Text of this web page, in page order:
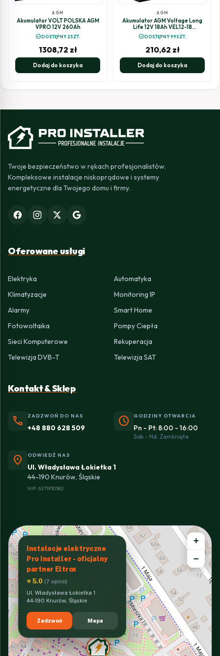
AGM
Akumulator VOLT POLSKA AGM
VPRO 12V 260Ah
check_circleDOSTĘPNY 2SZT.
1308,72 zł
Dodaj do koszyka
AGM
Akumulator AGM Voltage Long
Life 12V 18Ah VEL12-18
(Żywotność 15 lat)
check_circleDOSTĘPNY 99SZT.
210,62 zł
Dodaj do koszyka
Twoje bezpieczeństwo w rękach profesjonalistów.
Kompleksowe instalacje niskoprądowe i systemy
energetyczne dla Twojego domu i firmy.
Oferowane usługi
Elektryka
Automatyka
Klimatyzacje
Monitoring IP
Alarmy
Smart Home
Fotowoltaika
Pompy Ciepła
Sieci Komputerowe
Rekuperacja
Telewizja DVB-T
Telewizja SAT
Kontakt & Sklep
phone ZADZWOŃ DO NAS
+48 880 628 509 schedule GODZINY OTWARCIA
Pn - Pt: 8:00 - 16:00
Sob - Nd: Zamknięte
location_on ODWIEDŹ NAS
Ul. Władysława Łokietka 1
44-190 Knurów, Śląskie
NIP: 6271930582
Instalacje elektryczne
Pro Installer - oficjalny
partner Eltrox
⭐ 5.0 (7 opinii)
Ul. Władysława Łokietka 1
44-190 Knurów, Śląskie
Zadzwoń Mapa
+
−